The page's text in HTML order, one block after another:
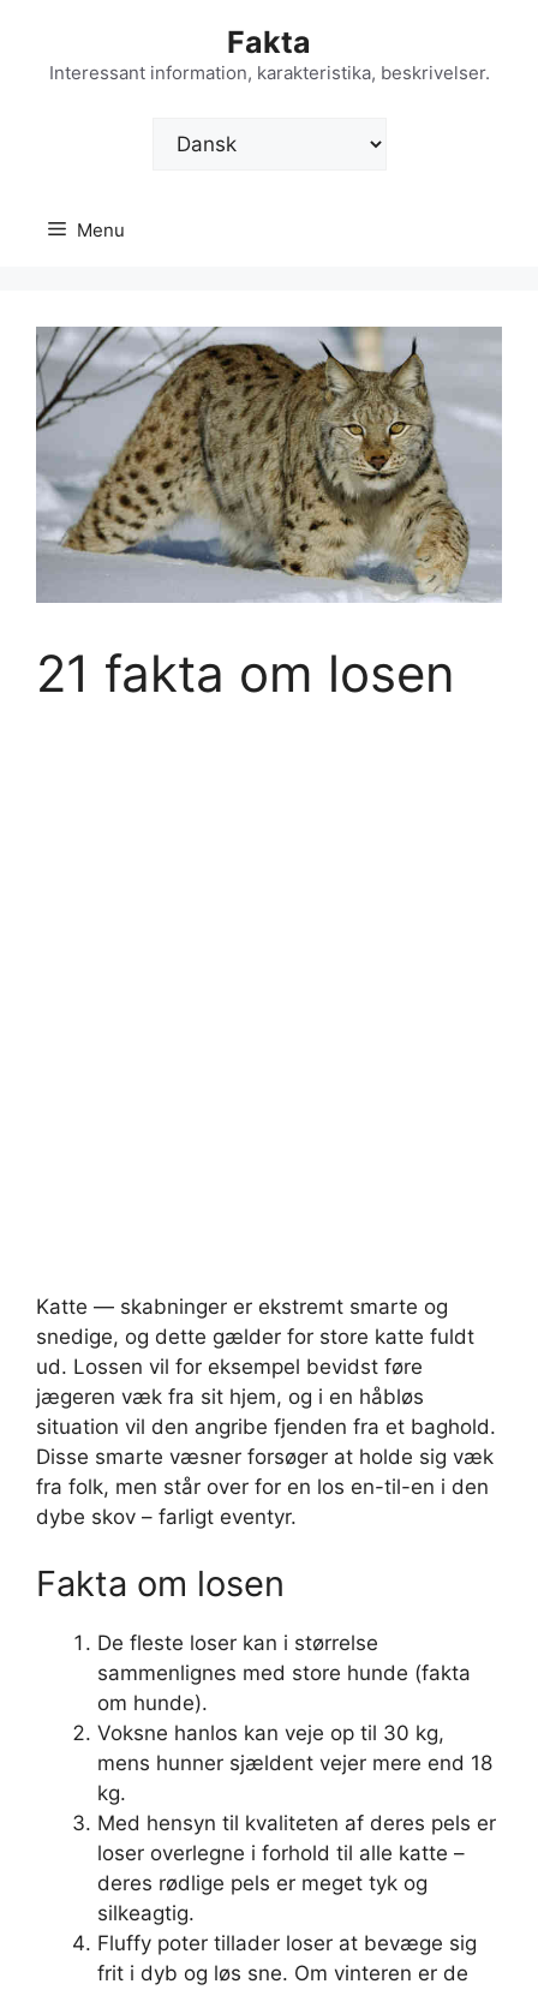
indhold
Fakta
Interessant information, karakteristika, beskrivelser.
Vælg
sprog
Menu
21 fakta om losen
Katte — skabninger er ekstremt smarte og
snedige, og dette gælder for store katte fuldt
ud. Lossen vil for eksempel bevidst føre
jægeren væk fra sit hjem, og i en håbløs
situation vil den angribe fjenden fra et baghold.
Disse smarte væsner forsøger at holde sig væk
fra folk, men står over for en los en-til-en i den
dybe skov – farligt eventyr.
Fakta om losen
De fleste loser kan i størrelse
sammenlignes med store hunde (fakta
om hunde).
Voksne hanlos kan veje op til 30 kg,
mens hunner sjældent vejer mere end 18
kg.
Med hensyn til kvaliteten af ​​deres pels er
loser overlegne i forhold til alle katte –
deres rødlige pels er meget tyk og
silkeagtig.
Fluffy poter tillader loser at bevæge sig
frit i dyb og løs sne. Om vinteren er de